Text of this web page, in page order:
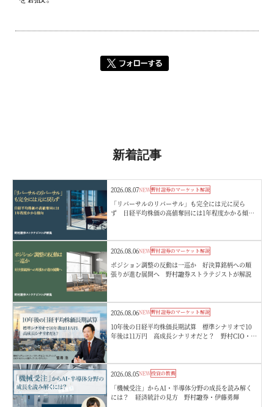
新着記事
2026.08.07NEW野村證券のマーケット解説
「リバーサルのリバーサル」も完全には元に戻ら
ず 日経平均株価の高値奪回には1年程度かかる傾
2026.08.06NEW野村證券のマーケット解説
ポジション調整の反動は一巡か 好決算銘柄への順
張りが進む展開へ 野村證券ストラテジストが解説
2026.08.06NEW野村證券のマーケット解説
10年後の日経平均株価長期試算 標準シナリオで10
年後は11万円 高成長シナリオだと？ 野村CIO・宮
2026.08.05NEW投資の教養
「機械受注」からAI・半導体分野の成長を読み解く
には？ 経済統計の見方 野村證券・伊藤勇輝